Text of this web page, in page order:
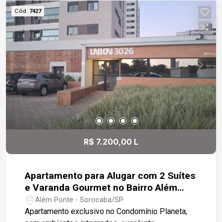
planejados -Escritório com marcenaria sob
medida -Cozinha equipada com cooktop, forno e
coifa em inox -Área gourmet integrada à piscina e
ao jardim -Região tranquila, cercada por chácaras
Cód. 7427
R$ 7.200,00 L
Apartamento para Alugar com 2 Suítes
e Varanda Gourmet no Bairro Além
Ponte - Sorocaba/SP
Além Ponte - Sorocaba/SP
Apartamento exclusivo no Condomínio Planeta,